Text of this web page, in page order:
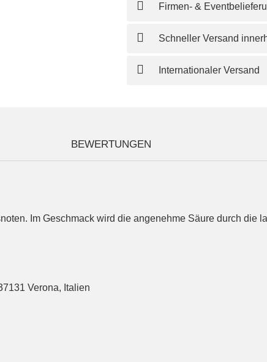
Firmen- &
Schneller Versand
Internationaler Versand
BEWERTUNGEN
Im Geschmack wird die angenehme Säure durch die
Verona, Italien